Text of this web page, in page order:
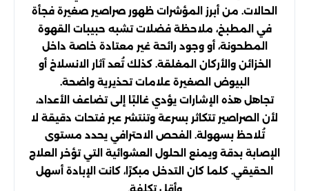
الحالات. من أبرز المؤشرات ظهور صراصير صغيرة فجأة
في المطبخ، ملاحظة فضلات تشبه حبيبات القهوة
المطحونة، أو وجود رائحة غير معتادة خاصة داخل
الخزائن والأركان المغلقة. كذلك تُعد آثار الانسلاخ أو
البيوض الصغيرة علامات تحذيرية واضحة.
تجاهل هذه الإشارات يؤدي غالبًا إلى تضاعف الأعداد،
لأن الصراصير تتكاثر بسرعة وتنتشر عبر فتحات دقيقة لا
تُلاحظ بسهولة. الفحص الاحترافي يحدد مستوى
الإصابة بدقة ويمنع الحلول العشوائية التي تؤخر العلاج
الحقيقي. كلما كان التدخل مبكرًا، كانت الإبادة أسهل